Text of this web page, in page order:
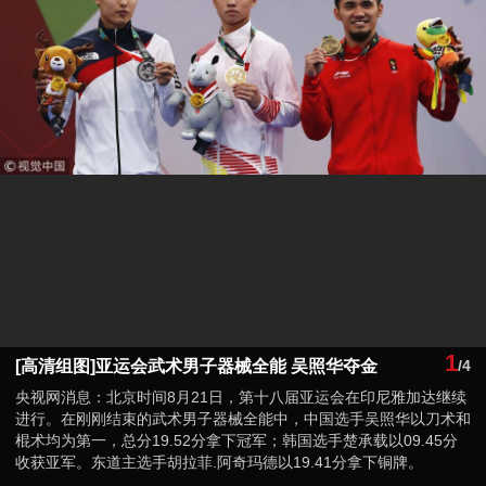
[高清组图]亚运会武术男子器械全能 吴照华夺金 1/4
央视网消息：北京时间8月21日，第十八届亚运会在印尼雅加达继续
进行。在刚刚结束的武术男子器械全能中，中国选手吴照华以刀术和
棍术均为第一，总分19.52分拿下冠军；韩国选手楚承载以09.45分
收获亚军。东道主选手胡拉菲.阿奇玛德以19.41分拿下铜牌。